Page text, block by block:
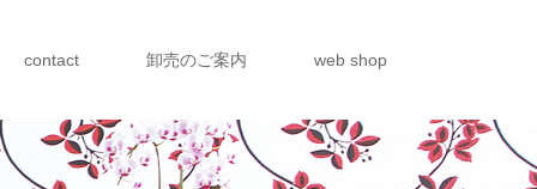
contact 卸売のご案内 web shop